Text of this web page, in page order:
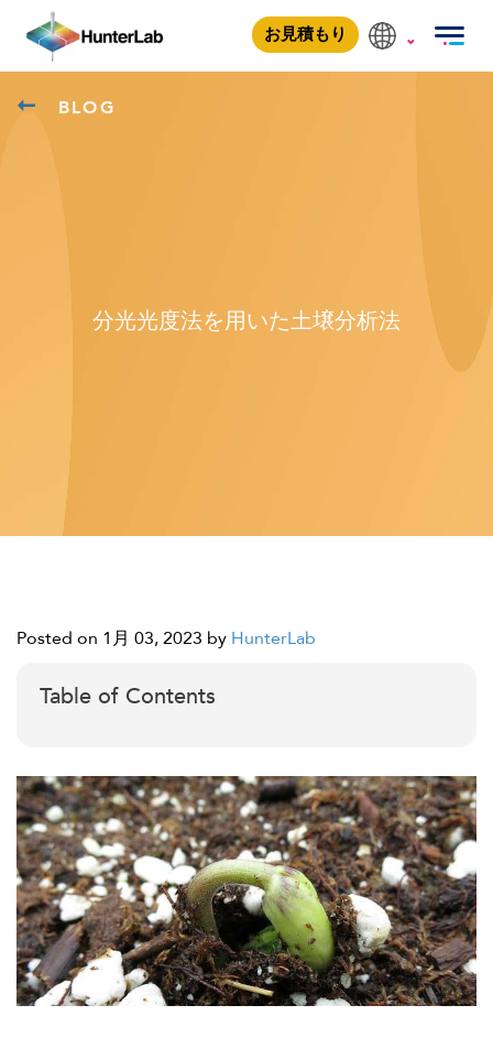
お見積もり
BLOG
分光光度法を用いた土壌分析法
Posted on 1月 03, 2023 by HunterLab
Table of Contents